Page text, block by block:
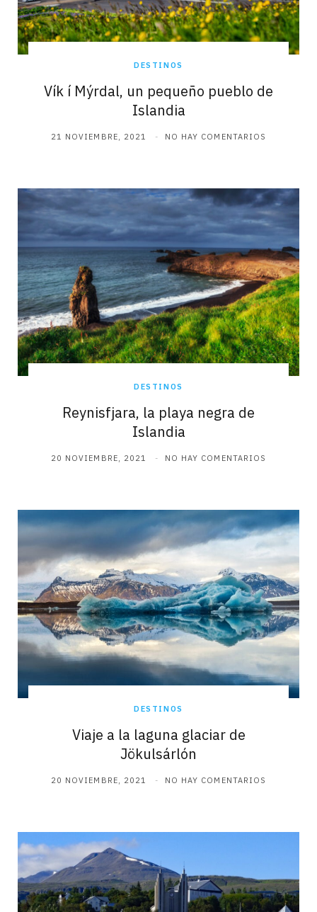
DESTINOS
Vík í Mýrdal, un pequeño pueblo de
Islandia
21 NOVIEMBRE, 2021 NO HAY COMENTARIOS
DESTINOS
Reynisfjara, la playa negra de
Islandia
20 NOVIEMBRE, 2021 NO HAY COMENTARIOS
DESTINOS
Viaje a la laguna glaciar de
Jökulsárlón
20 NOVIEMBRE, 2021 NO HAY COMENTARIOS